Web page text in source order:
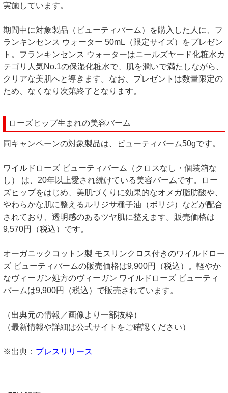
実施しています。
期間中に対象製品（ビューティバーム）を購入した人に、フ
ランキンセンス ウォーター 50mL（限定サイズ）をプレゼン
ト。フランキンセンス ウォーターはニールズヤード化粧水カ
テゴリ人気No.1の保湿化粧水で、肌を潤いで満たしながら、
クリアな美肌へと導きます。なお、プレゼントは数量限定の
ため、なくなり次第終了となります。
ローズヒップ生まれの美容バーム
同キャンペーンの対象製品は、ビューティバーム50gです。
ワイルドローズ ビューティバーム（クロスなし・個装箱な
し） は、20年以上愛され続けている美容バームです。ロー
ズヒップをはじめ、美肌づくりに効果的なオメガ脂肪酸や、
やわらかな肌に整えるルリジサ種子油（ボリジ）などが配合
されており、透明感のあるツヤ肌に整えます。販売価格は
9,570円（税込）です。
オーガニックコットン製 モスリンクロス付きのワイルドロー
ズ ビューティバームの販売価格は9,900円（税込）。軽やか
なヴィーガン処方のヴィーガン ワイルドローズ ビューティ
バームは9,900円（税込）で販売されています。
（出典元の情報／画像より一部抜粋）
（最新情報や詳細は公式サイトをご確認ください）
※出典： プレスリリース